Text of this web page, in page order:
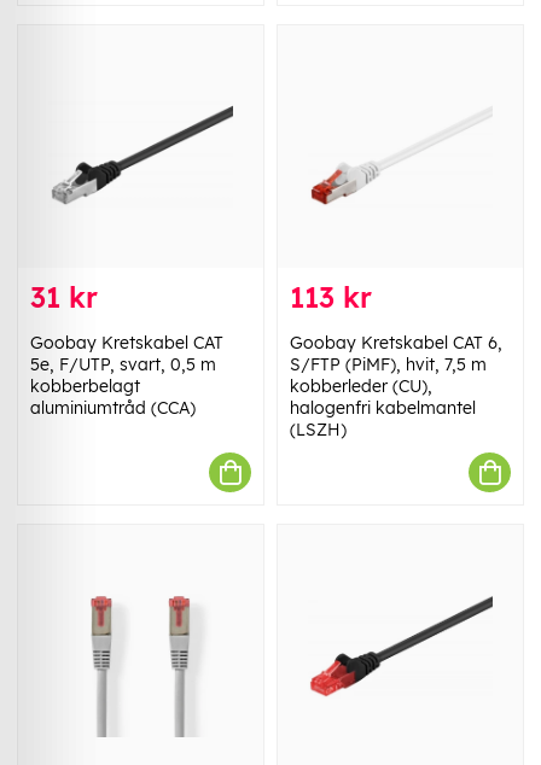
31 kr
Goobay Kretskabel CAT
5e, F/UTP, svart, 0,5 m
kobberbelagt
aluminiumtråd (CCA)
113 kr
Goobay Kretskabel CAT 6,
S/FTP (PiMF), hvit, 7,5 m
kobberleder (CU),
halogenfri kabelmantel
(LSZH)